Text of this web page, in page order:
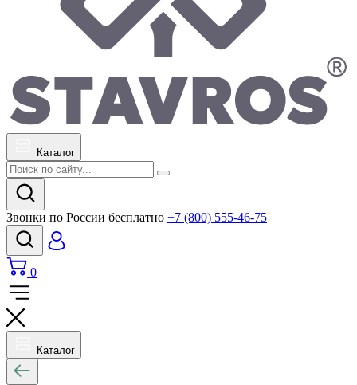
Каталог
Звонки по России бесплатно +7 (800) 555-46-75
0
Каталог